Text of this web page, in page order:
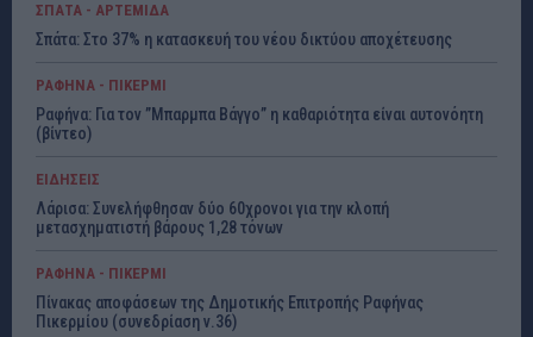
ΣΠΑΤΑ - ΑΡΤΕΜΙΔΑ
Σπάτα: Στο 37% η κατασκευή του νέου δικτύου αποχέτευσης
ΡΑΦΗΝΑ - ΠΙΚΕΡΜΙ
Ραφήνα: Για τον ”Μπαρμπα Βάγγο” η καθαριότητα είναι αυτονόητη
(βίντεο)
ΕΙΔΗΣΕΙΣ
Λάρισα: Συνελήφθησαν δύο 60χρονοι για την κλοπή
μετασχηματιστή βάρους 1,28 τόνων
ΡΑΦΗΝΑ - ΠΙΚΕΡΜΙ
Πίνακας αποφάσεων της Δημοτικής Επιτροπής Ραφήνας
Πικερμίου (συνεδρίαση ν.36)